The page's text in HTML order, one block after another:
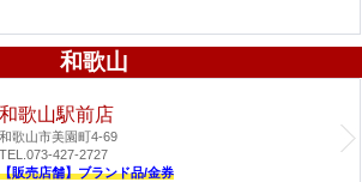
和歌山
和歌山駅前店
和歌山市美園町4-69
TEL.073-427-2727
【販売店舗】ブランド品/金券